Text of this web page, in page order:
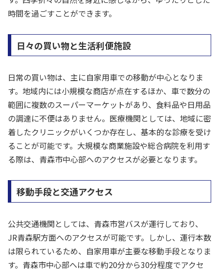
時間を過ごすことができます。
日々の買い物と生活利便施設
日常の買い物は、主に自家用車での移動が中心となりま
す。地域内には小規模な商店が点在するほか、車で数分の
範囲に複数のスーパーマーケットがあり、食料品や日用品
の調達に不便はありません。医療機関としては、地域に密
着したクリニックがいくつか存在し、基本的な診療を受け
ることが可能です。大規模な商業施設や総合病院を利用す
る際は、青森市中心部へのアクセスが必要となります。
移動手段と交通アクセス
公共交通機関としては、青森市営バスが運行しており、
JR青森駅方面へのアクセスが可能です。しかし、運行本数
は限られているため、自家用車が主要な移動手段となりま
す。青森市中心部へは車で約20分から30分程度でアクセ